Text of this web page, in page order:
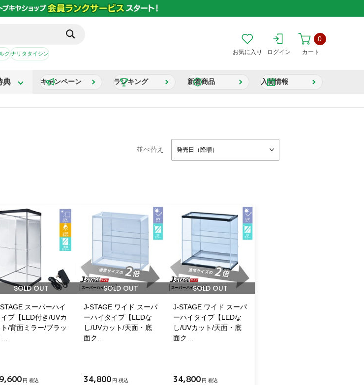
クナリタタイシン お気に入り ログイン カート
0
典 キャンペーン ランキング 新着商品 入荷情報
並べ替え 発売日（降順）
SOLD OUT
スーパーハイ
イプ【LED付き/UVカ
ト/背面ミラー/ブラッ
円 税込
SOLD OUT
J-STAGE ワイド スーパ
ーハイタイプ【LEDな
し/UVカット/天面・底
面ク…
34,800 円 税込
SOLD OUT
J-STAGE ワイド スーパ
ーハイタイプ【LEDな
し/UVカット/天面・底
面ク…
34,800 円 税込